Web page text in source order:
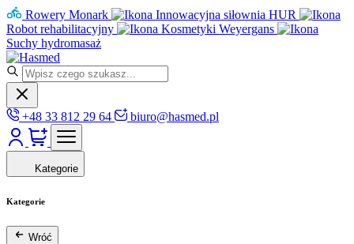
Rowery Monark
Innowacyjna siłownia HUR
Robot rehabilitacyjny
Kosmetyki Weyergans
Suchy hydromasaż
+48 33 812 29 64 biuro@hasmed.pl
Kategorie
Kategorie
Wróć